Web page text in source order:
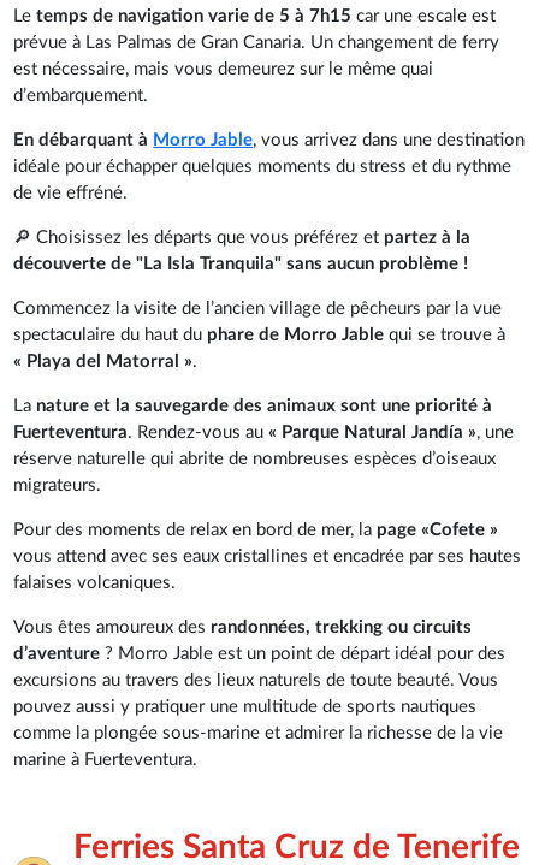
Letemps de navigation varie de 5 à 7h15 car une escale est
prévue à Las Palmas de Gran Canaria. Un changement de ferry
est nécessaire, mais vous demeurez sur le même quai
d’embarquement.
En débarquant à Morro Jable, vous arrivez dans une destination
idéale pour échapper quelques moments du stress et du rythme
de vie effréné.
🔎 Choisissez les départs que vous préférez et partez à la
découverte de "La Isla Tranquila" sans aucun problème !
Commencez la visite de l’ancien village de pêcheurs par la vue
spectaculaire du haut du phare de Morro Jable qui se trouve à
« Playa del Matorral ».
La nature et la sauvegarde des animaux sont une priorité à
Fuerteventura. Rendez-vous au« Parque Natural Jandía », une
réserve naturelle qui abrite de nombreuses espèces d’oiseaux
migrateurs.
Pour des moments de relax en bord de mer, la page «Cofete »
vous attend avec ses eaux cristallines et encadrée par ses hautes
falaises volcaniques.
Vous êtes amoureux des randonnées, trekking ou circuits
d’aventure ? Morro Jable est un point de départ idéal pour des
excursions au travers des lieux naturels de toute beauté. Vous
pouvez aussi y pratiquer une multitude de sports nautiques
comme la plongée sous-marine et admirer la richesse de la vie
marine à Fuerteventura.
Ferries Santa Cruz de Tenerife